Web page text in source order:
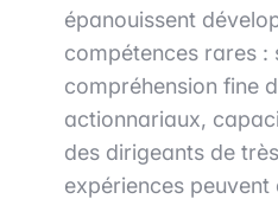
épanouissent
compétences rares :
compréhension fine
actionnariaux,
des dirigeants de
expériences peuvent